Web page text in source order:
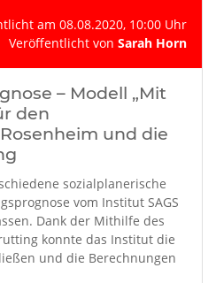
am 08.08.2020, 10:00 Uhr
Veröffentlicht von Sarah Horn
– Modell „Mit
den
und die
sozialplanerische
vom Institut SAGS
Dank der Mithilfe des
konnte das Institut die
und die Berechnungen